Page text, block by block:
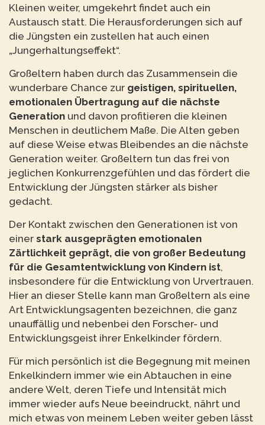
Kleinen weiter, umgekehrt findet auch ein
Austausch statt. Die Herausforderungen sich auf
die Jüngsten ein zustellen hat auch einen
„Jungerhaltungseffekt“.
Großeltern haben durch das Zusammensein die
wunderbare Chance zur geistigen, spirituellen,
emotionalen Übertragung auf die nächste
Generation und davon profitieren die kleinen
Menschen in deutlichem Maße. Die Alten geben
auf diese Weise etwas Bleibendes an die nächste
Generation weiter. Großeltern tun das frei von
jeglichen Konkurrenzgefühlen und das fördert die
Entwicklung der Jüngsten stärker als bisher
gedacht.
Der Kontakt zwischen den Generationen ist von
einer stark ausgeprägten emotionalen
Zärtlichkeit geprägt, die von großer Bedeutung
für die Gesamtentwicklung von Kindern ist,
insbesondere für die Entwicklung von Urvertrauen.
Hier an dieser Stelle kann man Großeltern als eine
Art Entwicklungsagenten bezeichnen, die ganz
unauffällig und nebenbei den Forscher- und
Entwicklungsgeist ihrer Enkelkinder fördern.
Für mich persönlich ist die Begegnung mit meinen
Enkelkindern immer wie ein Abtauchen in eine
andere Welt, deren Tiefe und Intensität mich
immer wieder aufs Neue beeindruckt, nährt und
mich etwas von meinem Leben weiter geben lässt